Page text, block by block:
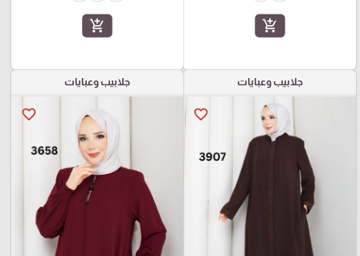
add_shopping_cart
add_shopping_cart
جلابيب وعبايات
favorite_border
جلابيب وعبايات
favorite_border